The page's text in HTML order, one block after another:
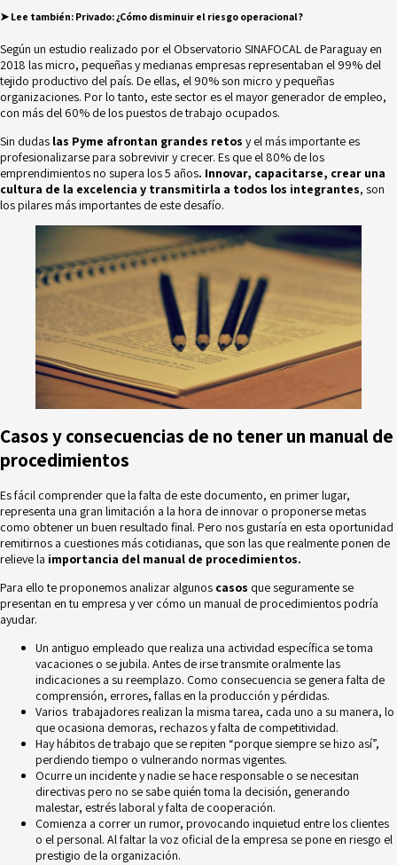
➤ Lee también: Privado: ¿Cómo disminuir el riesgo operacional?
Según un estudio realizado por el Observatorio SINAFOCAL de Paraguayen
2018 las micro, pequeñas y medianas empresas representaban el 99% del
tejido productivo del país. De ellas, el 90% son micro y pequeñas
organizaciones. Por lo tanto, este sector es el mayor generador de empleo,
con más del 60% de los puestos de trabajo ocupados.
Sin dudas las Pyme afrontan grandes retos y el más importante es
profesionalizarsepara sobrevivir y crecer. Es que el 80% de los
emprendimientos no supera los 5 años. Innovar, capacitarse, crear una
cultura de la excelencia y transmitirla a todos los integrantes, son
los pilares más importantes de este desafío.
Casos y consecuencias de no tener un manual de
procedimientos
Es fácil comprender que la falta de este documento, en primer lugar,
representa una gran limitación a la hora de innovar o proponerse metas
como obtener un buen resultado final. Pero nos gustaría en esta oportunidad
remitirnos a cuestiones más cotidianas, que son las que realmente ponen de
relieve la importancia del manual de procedimientos.
Para ello te proponemos analizar algunos casos que seguramente se
presentan en tu empresa y ver cómo un manual de procedimientos podría
ayudar.
Un antiguo empleado que realiza una actividad específica se toma
vacaciones o se jubila. Antes de irse transmite oralmente las
indicaciones a su reemplazo. Como consecuencia se genera falta de
comprensión, errores, fallas en la producción y pérdidas.
Varios trabajadores realizan la misma tarea, cada uno a su manera, lo
que ocasiona demoras, rechazos y falta de competitividad.
Hay hábitos de trabajo que se repiten “porque siempre se hizo así”,
perdiendo tiempo o vulnerando normas vigentes.
Ocurre un incidentey nadie se hace responsable o se necesitan
directivas pero no se sabe quién toma la decisión, generando
malestar, estrés laboral y falta de cooperación.
Comienza a correr un rumor, provocando inquietud entre los clientes
o el personal. Al faltar la voz oficial de la empresa se pone en riesgo el
prestigio de la organización.